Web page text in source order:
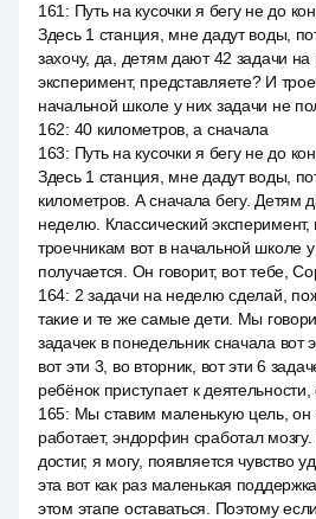
161 : Путь на кусочки я бегу не до
Здесь 1 станция, мне дадут воды,
захочу, да, детям дают 42 задачи
эксперимент, представляете? И
начальной школе у них задачи не
162: 40 километров, а сначала
163: Путь на кусочки я бегу не до
Здесь 1 станция, мне дадут воды,
километров. А сначала бегу. Детям
неделю. Классический
троечникам вот в начальной школе
получается. Он говорит, вот тебе,
164: 2 задачи на неделю сделай,
такие и те же самые дети. Мы
задачек в понедельник сначала вот
вот эти 3, во вторник, вот эти 6
ребёнок приступает к деятельности,
165: Мы ставим маленькую цель, он
работает, эндорфин сработал
достиг, я могу, появляется чувство
эта вот как раз маленькая
этом этапе оставаться. Поэтому